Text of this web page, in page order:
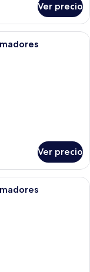
Ver precio
de hotel moderna
Ver precio
de hotel moderna